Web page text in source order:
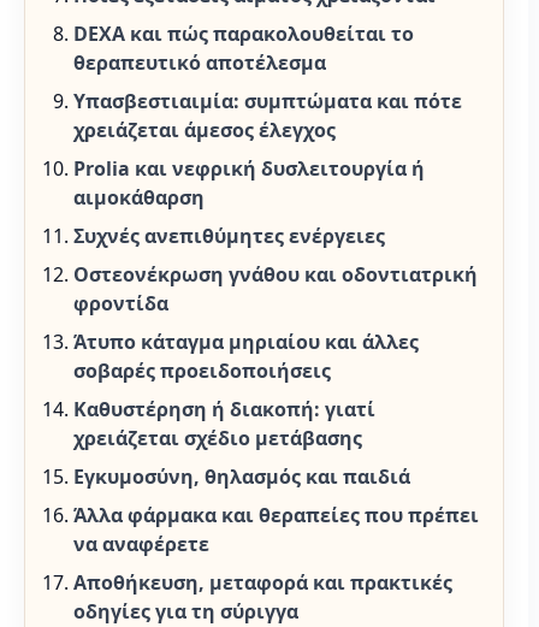
DEXA και πώς παρακολουθείται το
θεραπευτικό αποτέλεσμα
Υπασβεστιαιμία: συμπτώματα και πότε
χρειάζεται άμεσος έλεγχος
Prolia και νεφρική δυσλειτουργία ή
αιμοκάθαρση
Συχνές ανεπιθύμητες ενέργειες
Οστεονέκρωση γνάθου και οδοντιατρική
φροντίδα
Άτυπο κάταγμα μηριαίου και άλλες
σοβαρές προειδοποιήσεις
Καθυστέρηση ή διακοπή: γιατί
χρειάζεται σχέδιο μετάβασης
Εγκυμοσύνη, θηλασμός και παιδιά
Άλλα φάρμακα και θεραπείες που πρέπει
να αναφέρετε
Αποθήκευση, μεταφορά και πρακτικές
οδηγίες για τη σύριγγα